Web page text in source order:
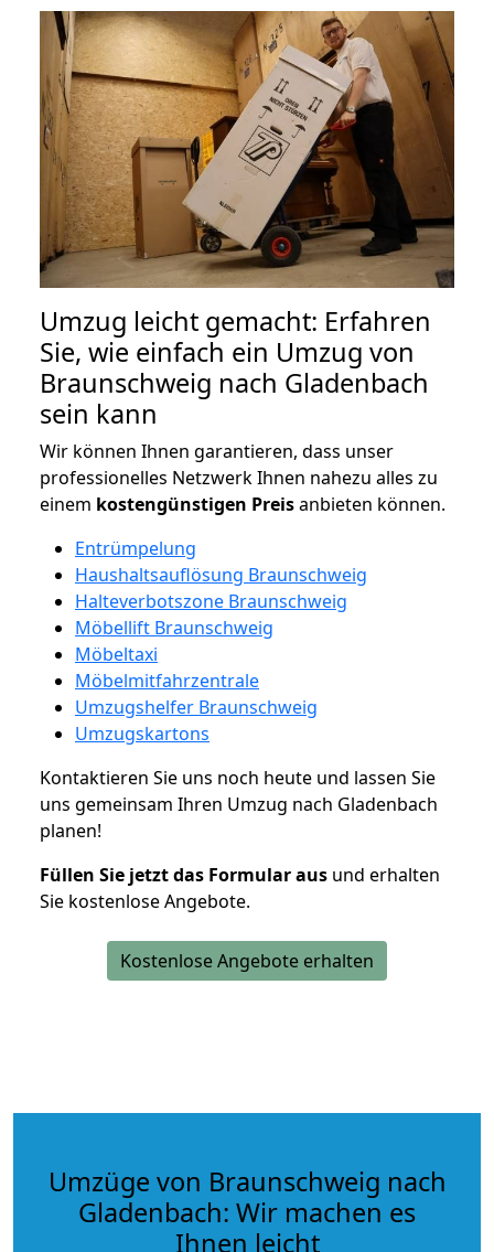
Umzug leicht gemacht: Erfahren
Sie, wie einfach ein Umzug von
Braunschweig nach Gladenbach
sein kann
Wir können Ihnen garantieren, dass unser
professionelles Netzwerk Ihnen nahezu alles zu
einem kostengünstigen Preisanbieten können.
Entrümpelung
Haushaltsauflösung Braunschweig
Halteverbotszone Braunschweig
Möbellift Braunschweig
Möbeltaxi
Möbelmitfahrzentrale
Umzugshelfer Braunschweig
Umzugskartons
Kontaktieren Sie uns noch heute und lassen Sie
uns gemeinsam Ihren Umzug nach Gladenbach
planen!
Füllen Sie jetzt das Formular aus und erhalten
Sie kostenlose Angebote.
Kostenlose Angebote erhalten
Umzüge von Braunschweig nach
Gladenbach: Wir machen es
Ihnen leicht